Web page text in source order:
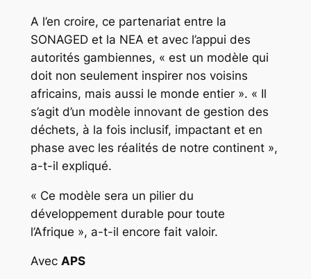
A l’en croire, ce partenariat entre la
SONAGED et la NEA et avec l’appui des
autorités gambiennes, « est un modèle qui
doit non seulement inspirer nos voisins
africains, mais aussi le monde entier ». « Il
s’agit d’un modèle innovant de gestion des
déchets, à la fois inclusif, impactant et en
phase avec les réalités de notre continent »,
a-t-il expliqué.
« Ce modèle sera un pilier du
développement durable pour toute
l’Afrique », a-t-il encore fait valoir.
Avec APS